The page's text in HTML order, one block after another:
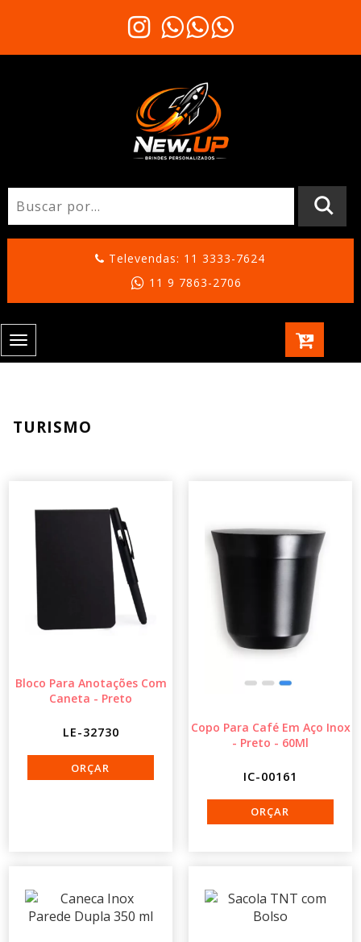
Televendas: 11 3333-7624
11 9 7863-2706
Toggle
navigation
TURISMO
Bloco Para Anotações Com
Caneta - Preto
LE-32730
Copo Para Café Em Aço Inox
- Preto - 60Ml
IC-00161